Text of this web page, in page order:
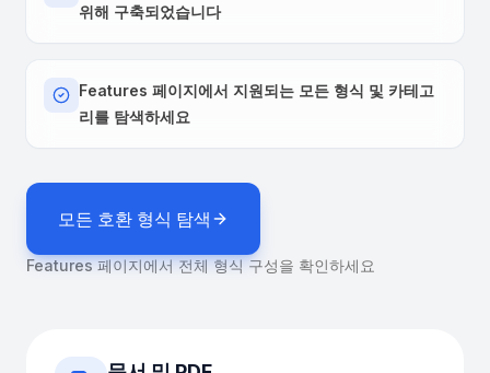
위해 구축되었습니다
Features 페이지에서 지원되는 모든 형식 및 카테고
리를 탐색하세요
모든 호환 형식 탐색
Features 페이지에서 전체 형식 구성을 확인하세요